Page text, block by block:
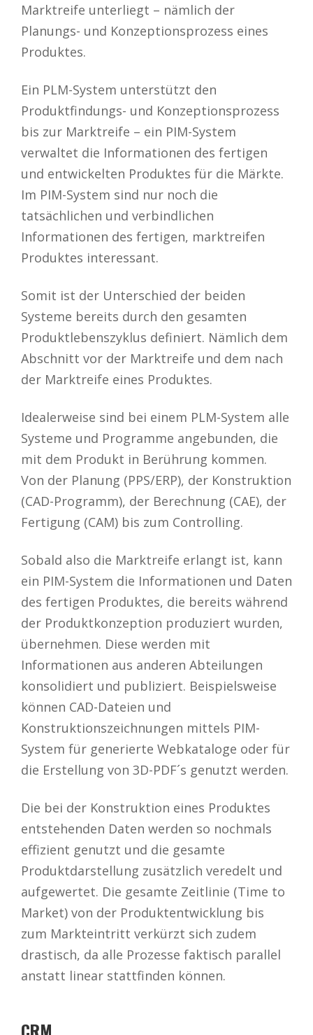
Marktreife unterliegt – nämlich der
Planungs- und Konzeptionsprozess eines
Produktes.
Ein PLM-System unterstützt den
Produktfindungs- und Konzeptionsprozess
bis zur Marktreife – ein PIM-System
verwaltet die Informationen des fertigen
und entwickelten Produktes für die Märkte.
Im PIM-System sind nur noch die
tatsächlichen und verbindlichen
Informationen des fertigen, marktreifen
Produktes interessant.
Somit ist der Unterschied der beiden
Systeme bereits durch den gesamten
Produktlebenszyklus definiert. Nämlich dem
Abschnitt vor der Marktreife und dem nach
der Marktreife eines Produktes.
Idealerweise sind bei einem PLM-System alle
Systeme und Programme angebunden, die
mit dem Produkt in Berührung kommen.
Von der Planung (PPS/ERP), der Konstruktion
(CAD-Programm), der Berechnung (CAE), der
Fertigung (CAM) bis zum Controlling.
Sobald also die Marktreife erlangt ist, kann
ein PIM-System die Informationen und Daten
des fertigen Produktes, die bereits während
der Produktkonzeption produziert wurden,
übernehmen. Diese werden mit
Informationen aus anderen Abteilungen
konsolidiert und publiziert. Beispielsweise
können CAD-Dateien und
Konstruktionszeichnungen mittels PIM-
System für generierte Webkataloge oder für
die Erstellung von 3D-PDF´s genutzt werden.
Die bei der Konstruktion eines Produktes
entstehenden Daten werden so nochmals
effizient genutzt und die gesamte
Produktdarstellung zusätzlich veredelt und
aufgewertet. Die gesamte Zeitlinie (Time to
Market) von der Produktentwicklung bis
zum Markteintritt verkürzt sich zudem
drastisch, da alle Prozesse faktisch parallel
anstatt linear stattfinden können.